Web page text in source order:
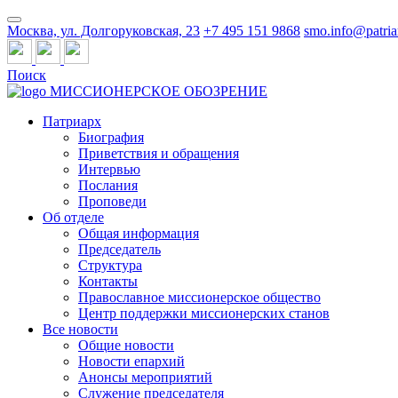
Москва, ул. Долгоруковская, 23 +7 495 151 9868
Поиск
МИССИОНЕРСКОЕ ОБОЗРЕНИЕ
Патриарх
Биография
Приветствия и обращения
Интервью
Послания
Проповеди
Об отделе
Общая информация
Председатель
Структура
Контакты
Православное миссионерское общество
Центр поддержки миссионерских станов
Все новости
Общие новости
Новости епархий
Анонсы мероприятий
Служение председателя